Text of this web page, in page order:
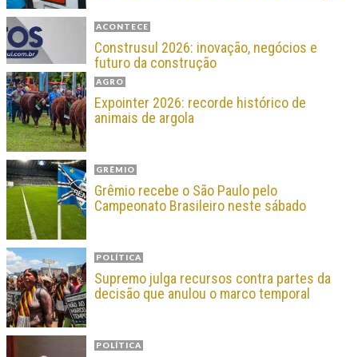
ACONTECE
Construsul 2026: inovação, negócios e
futuro da construção
AGRO
Expointer 2026: recorde histórico de
animais de argola
GRÊMIO
Grêmio recebe o São Paulo pelo
Campeonato Brasileiro neste sábado
POLÍTICA
Supremo julga recursos contra partes da
decisão que anulou o marco temporal
POLÍTICA